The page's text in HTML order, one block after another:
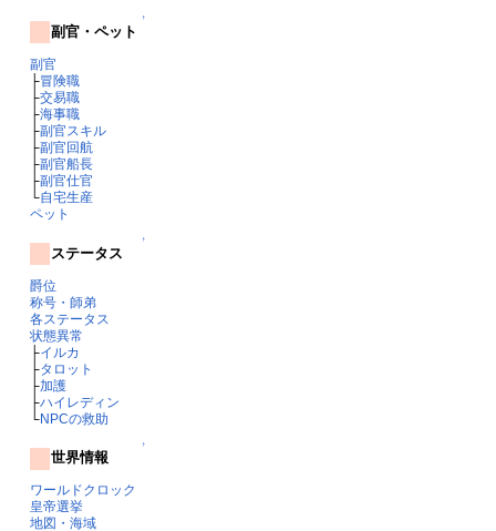
↑
副官・ペット
副官
├冒険職
├交易職
├海事職
├副官スキル
├副官回航
├副官船長
├副官仕官
└自宅生産
ペット
↑
ステータス
爵位
称号・師弟
各ステータス
状態異常
├イルカ
├タロット
├加護
├ハイレディン
└NPCの救助
↑
世界情報
ワールドクロック
皇帝選挙
地図・海域